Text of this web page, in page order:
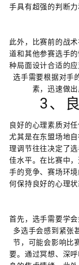
手具有超强的判断
此外，比赛前的战
道和其他参赛选手
种局面设计合适的
选手需要根据对手
素，迅速做
3、
良好的心理素质对
尤其是在东盟场地
理调节往往决定了
佳水平。在比赛中
手的竞争、赛场环
何保持良好的心理
首先，选手需要学
多选手会感到紧张
节，可能会影响比
要。通过冥想、深